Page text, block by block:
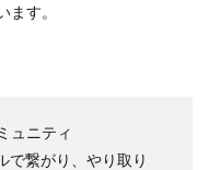
す。
ュニティ
で繋がり、やり取り